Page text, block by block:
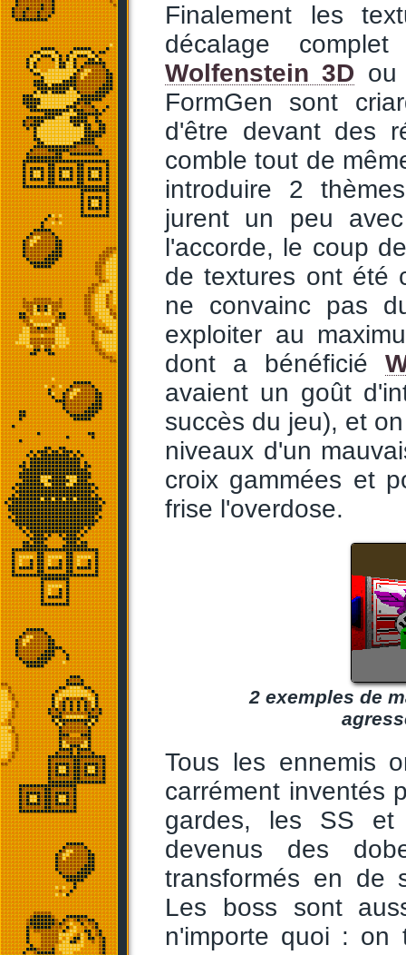
Finalement les
décalage
Wolfenstein 3D
FormGen sont
d'être devant des
comble tout de
introduire 2
jurent un peu
l'accorde, le coup
de textures ont été
ne convainc pas
exploiter au
dont a bénéficié
avaient un goût
succès du jeu), et
niveaux d'un
croix gammées et
frise l'overdose.
2 exemples de
Tous les ennemis
carrément inventés
gardes, les SS et
devenus des
transformés en de
Les boss sont
n'importe quoi : on